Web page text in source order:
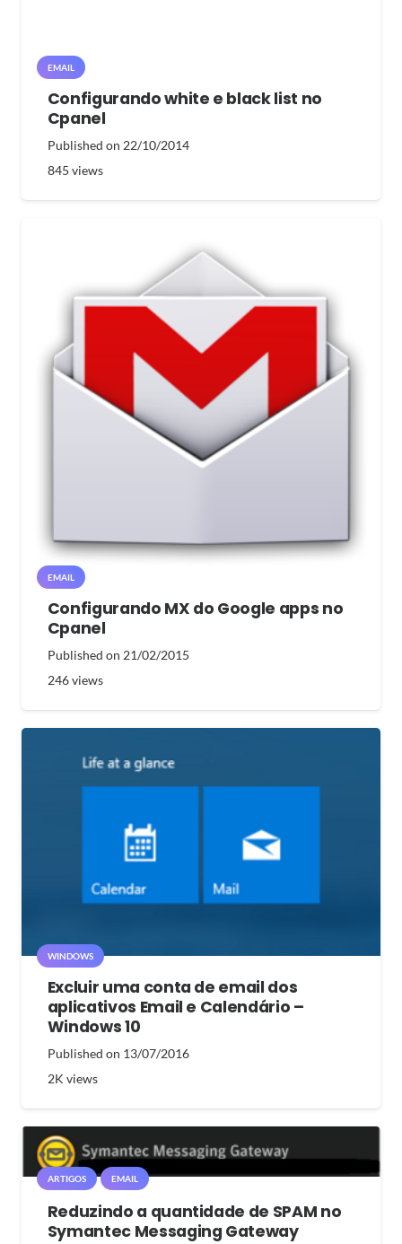
EMAIL
Configurando white e black list no
Cpanel
Published on 22/10/2014
845 views
EMAIL
Configurando MX do Google apps no
Cpanel
Published on 21/02/2015
246views
WINDOWS
Excluir uma conta de email dos
aplicativos Email e Calendário –
Windows 10
Published on 13/07/2016
2K views
ARTIGOS EMAIL
Reduzindo a quantidade de SPAM no
Symantec Messaging Gateway